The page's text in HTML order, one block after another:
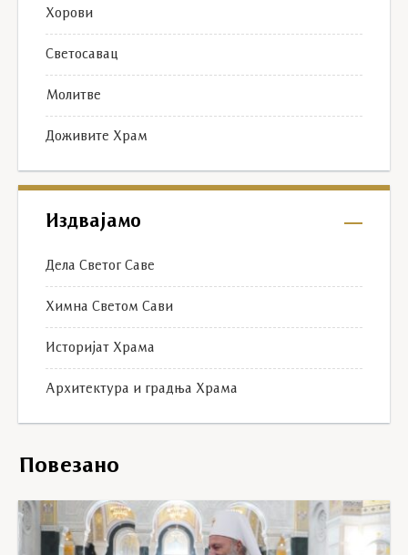
Хорови
Светосавац
Молитве
Доживите Храм
Издвајамо
Дела Светог Саве
Химна Светом Сави
Историјат Храма
Архитектура и градња Храма
Повезано